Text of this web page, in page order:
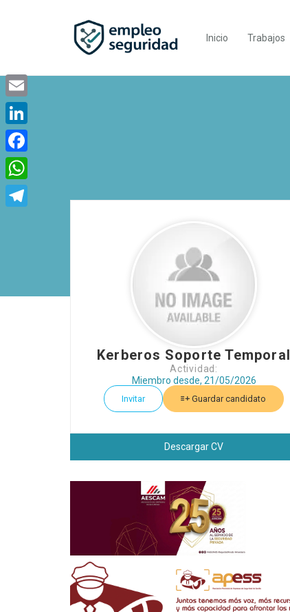
Inicio Trabajos
Kerberos Soporte Temporal
Actividad:
Miembro desde, 21/05/2026
Invitar Guardar candidato
Descargar CV
Email
LinkedIn
Facebook
WhatsApp